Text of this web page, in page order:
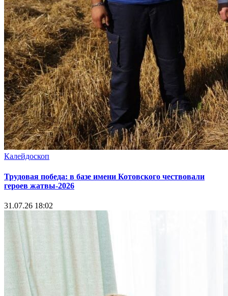
Калейдоскоп
Трудовая победа: в базе имени Котовского чествовали
героев жатвы-2026
31.07.26 18:02